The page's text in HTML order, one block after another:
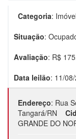
Categoria:
Situação:
Avaliação: R$
Data leilão: 11/
Endereço: Rua
Tangará/RN
GRANDE DO